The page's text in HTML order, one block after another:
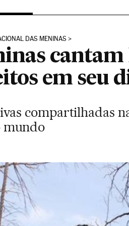
DAS MENINAS
em seu
compartilhadas
mundo